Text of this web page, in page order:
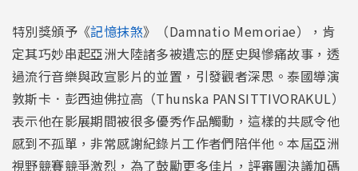
特別獎頒予《記憶抹煞》（Damnatio Memoriae），肯
定其巧妙串起亞洲大陸諸多被遺忘的歷史與慘痛故事，透
過流行音樂與政宣影片的並置，引發觀者深思。泰國導演
敦斯卡．彭西迪佛拉高（Thunska PANSITTIVORAKUL）
表示他在影展期間被很多優秀作品觸動，這樣的共感令他
感到不孤單，非常感謝紀錄片工作者們陪伴他。本屆亞洲
視野競賽競爭激烈，為了鼓勵更多佳片，評審團決議加碼